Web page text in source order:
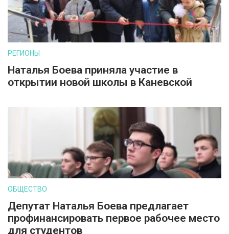
РЕГИОНЫ
Наталья Боева приняла участие в
открытии новой школы в Каневской
ОБЩЕСТВО
Депутат Наталья Боева предлагает
профинансировать первое рабочее место
для студентов